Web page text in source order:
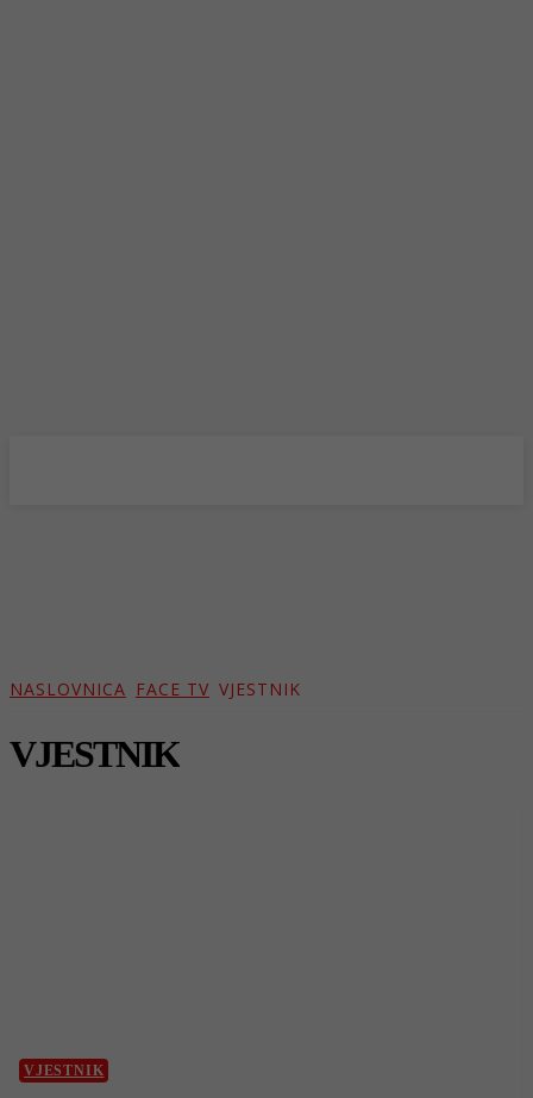
NASLOVNICA FACE TV VJESTNIK
VJESTNIK
VJESTNIK